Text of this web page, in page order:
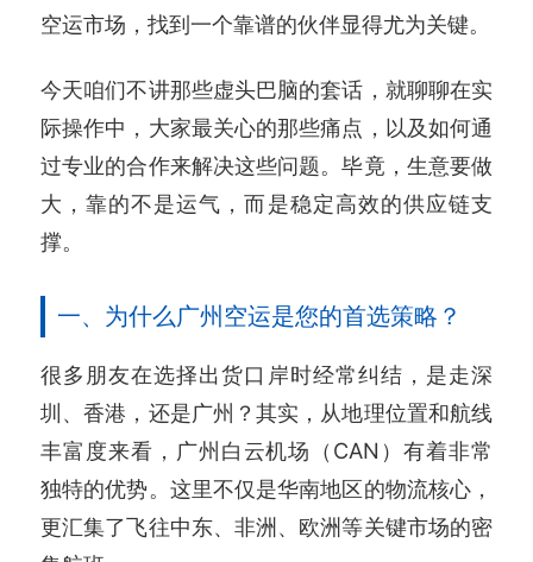
空运市场，找到一个靠谱的伙伴显得尤为关键。
今天咱们不讲那些虚头巴脑的套话，就聊聊在实
际操作中，大家最关心的那些痛点，以及如何通
过专业的合作来解决这些问题。毕竟，生意要做
大，靠的不是运气，而是稳定高效的供应链支
撑。
一、为什么广州空运是您的首选策略？
很多朋友在选择出货口岸时经常纠结，是走深
圳、香港，还是广州？其实，从地理位置和航线
丰富度来看，广州白云机场（CAN）有着非常
独特的优势。这里不仅是华南地区的物流核心，
更汇集了飞往中东、非洲、欧洲等关键市场的密